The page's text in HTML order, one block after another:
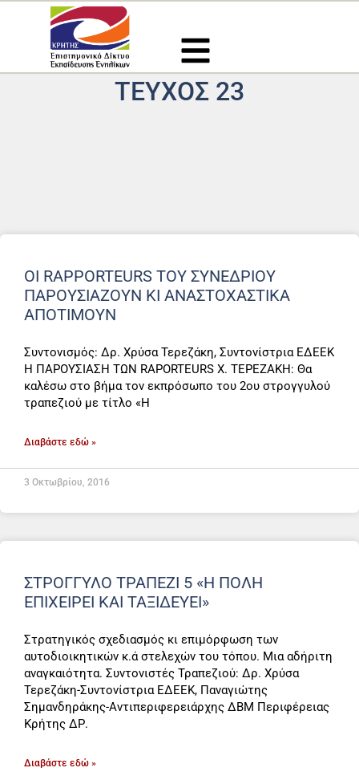
Μετάβαση
περιεχόμενο
ΤΕΎΧΟΣ 23
OΙ RAPPORTEURS ΤΟΥ ΣΥΝΕΔΡΊΟΥ
ΠΑΡΟΥΣΙΆΖΟΥΝ ΚΙ ΑΝΑΣΤΟΧΑΣΤΙΚΆ
ΑΠΟΤΙΜΟΎΝ
Συντονισμός: Δρ. Χρύσα Τερεζάκη, Συντονίστρια ΕΔΕΕΚ
Η ΠΑΡΟΥΣΙΑΣΗ ΤΩΝ RAPORTEURS Χ. ΤΕΡΕΖΑΚΗ: Θα
καλέσω στο βήμα τον εκπρόσωπο του 2ου στρογγυλού
τραπεζιού με τίτλο «Η
Διαβάστε εδώ »
3 Οκτωβρίου, 2016
ΣΤΡΟΓΓΥΛΌ ΤΡΑΠΈΖΙ 5 «Η ΠΟΛΗ
ΕΠΙΧΕΙΡΕΙ ΚΑΙ ΤΑΞΙΔΕΥΕΙ»
Στρατηγικός σχεδιασμός κι επιμόρφωση των
αυτοδιοικητικών κ.ά στελεχών του τόπου. Μια αδήριτη
αναγκαιότητα. Συντονιστές Τραπεζιού: Δρ. Χρύσα
Τερεζάκη-Συντονίστρια ΕΔΕΕΚ, Παναγιώτης
Σημανδηράκης-Αντιπεριφερειάρχης ΔΒΜ Περιφέρειας
Κρήτης ΔΡ.
Διαβάστε εδώ »